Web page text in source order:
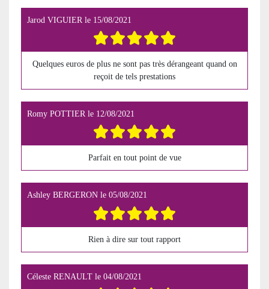
Jarod VIGUIER le 15/08/2021
Quelques euros de plus ne sont pas très dérangeant quand on
reçoit de tels prestations
Romy POTTIERle 12/08/2021
Parfait en tout point de vue
Ashley BERGERON le 05/08/2021
Rien à dire sur tout rapport
Céleste RENAULT le 04/08/2021